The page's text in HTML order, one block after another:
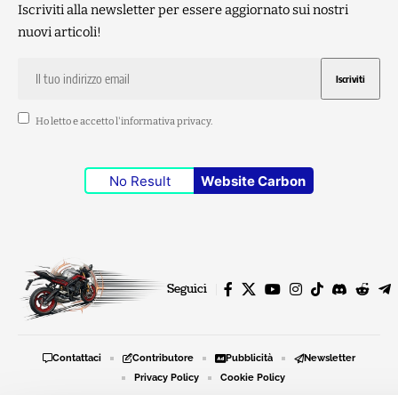
Iscriviti alla newsletter per essere aggiornato sui nostri
nuovi articoli!
Ho letto e accetto l'informativa privacy.
No Result Website Carbon
Seguici
Contattaci Contributore Pubblicità
Newsletter
Privacy Policy
Cookie Policy